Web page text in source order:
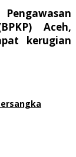
Aceh,
kerugian